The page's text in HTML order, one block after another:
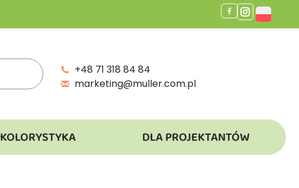
+48 71 318 84 84
marketing@muller.com.pl
KOLORYSTYKA DLA PROJEKTANTÓW